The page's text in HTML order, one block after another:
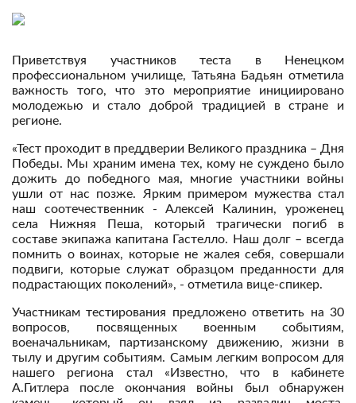
Приветствуя участников теста в Ненецком
профессиональном училище, Татьяна Бадьян отметила
важность того, что это мероприятие инициировано
молодежью и стало доброй традицией в стране и
регионе.
«Тест проходит в преддверии Великого праздника – Дня
Победы. Мы храним имена тех, кому не суждено было
дожить до победного мая, многие участники войны
ушли от нас позже. Ярким примером мужества стал
наш соотечественник - Алексей Калинин, уроженец
села Нижняя Пеша, который трагически погиб в
составе экипажа капитана Гастелло. Наш долг – всегда
помнить о воинах, которые не жалея себя, совершали
подвиги, которые служат образцом преданности для
подрастающих поколений», - отметила вице-спикер.
Участникам тестирования предложено ответить на 30
вопросов, посвященных военным событиям,
военачальникам, партизанскому движению, жизни в
тылу и другим событиям. Самым легким вопросом для
нашего региона стал «Известно, что в кабинете
А.Гитлера после окончания войны был обнаружен